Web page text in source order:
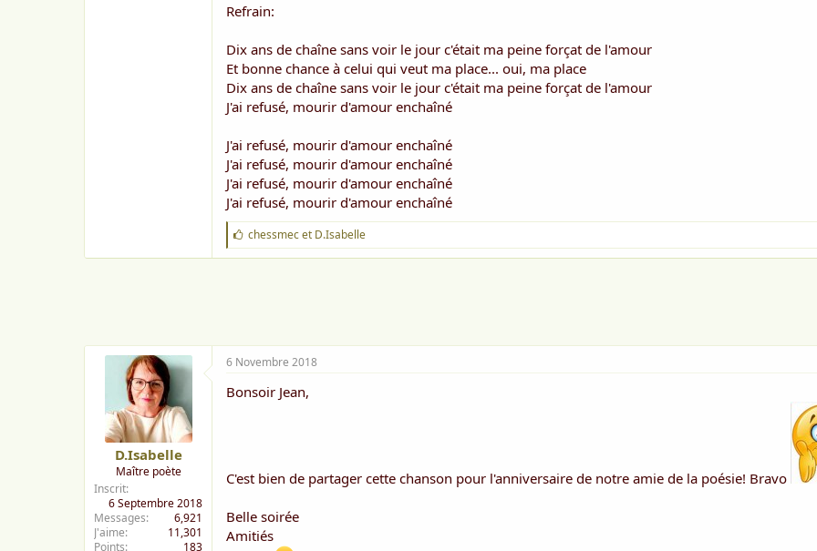
Refrain:
Dix ans de chaîne sans voir le jour c'était ma peine forçat de l'amour
Et bonne chance à celui qui veut ma place... oui, ma place
Dix ans de chaîne sans voir le jour c'était ma peine forçat de l'amour
J'ai refusé, mourir d'amour enchaîné
J'ai refusé, mourir d'amour enchaîné
J'ai refusé, mourir d'amour enchaîné
J'ai refusé, mourir d'amour enchaîné
J'ai refusé, mourir d'amour enchaîné
J
'
a
chessmecet D.Isabelle
D.Isabelle
Maître poète
Inscrit
6 Septembre 2018
Messages
6,921
J'aime
11,301
Points
183
6 Novembre 2018
Bonsoir Jean,
C'est bien de partager cette chanson pour l'anniversaire de notre amie de la poésie! Bravo
Belle soirée
Amitiés